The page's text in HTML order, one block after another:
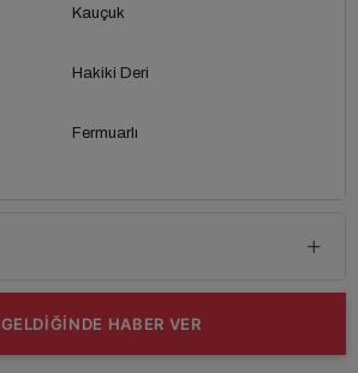
Kauçuk
Hakiki Deri
Fermuarlı
GELDİĞİNDE HABER VER